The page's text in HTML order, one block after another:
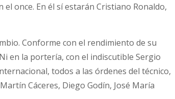
once. En él sí estarán Cristiano Ronaldo,
Conforme con el rendimiento de su
en la portería, con el indiscutible Sergio
todos a las órdenes del técnico,
Cáceres, Diego Godín, José María